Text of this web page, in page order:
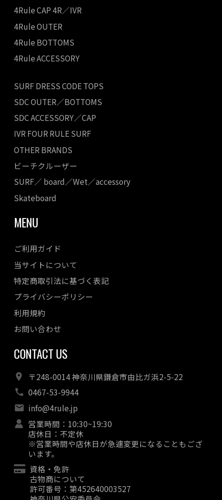
4Rule CAP 4R／IVR
4Rule OUTER
4Rule BOTTOMS
4Rule ACCESSORY
SURF DRESS CODE TOPS
SDC OUTER／BOTTOMS
SDC ACCESSORY／CAP
IVR FOUR RULE SURF
OTHER BRANDS
ビーチクルーザー
SURF／ board／Wet／accessory
Skateboard
MENU
ご利用ガイド
当サイトについて
特定商取引法に基づく表記
プライバシーポリシー
利用規約
お問い合わせ
CONTACT US
〒248-0014 神奈川県鎌倉市由比ガ浜2-5-22
0467-53-9944
info@4rule.jp
営業時間：10:30~19:30
店休日：不定休
※営業時間や店休日が急遽変更になることもござ
います。
資格・免許
古物商について
許可番号：第452640003527